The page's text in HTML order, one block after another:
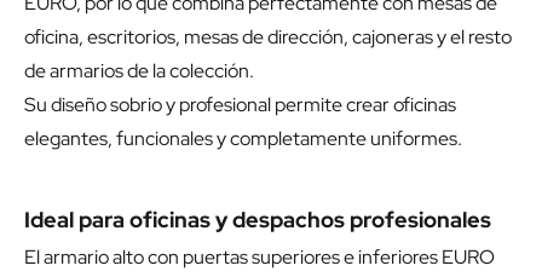
oficina, escritorios, mesas de dirección, cajoneras y el resto
de armarios de la colección.
Su diseño sobrio y profesional permite crear oficinas
elegantes, funcionales y completamente uniformes.
Ideal para oficinas y despachos profesionales
El armario alto con puertas superiores e inferiores EURO